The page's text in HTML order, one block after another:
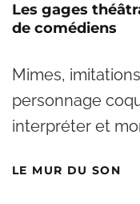
Les gages
de comédiens
Mimes,
personnage
interpréter et
LE MUR DU SON